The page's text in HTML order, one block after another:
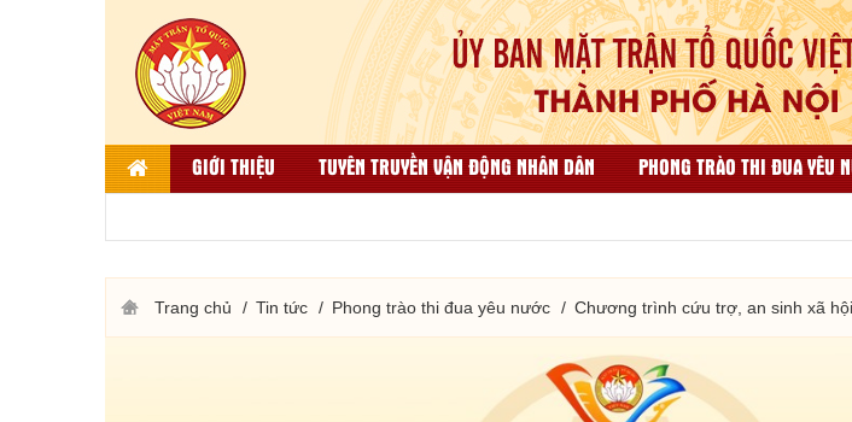
GIỚI THIỆU TUYÊN TRUYỀN VẬN ĐỘNG NHÂN DÂN PHONG TRÀO THI ĐUA YÊU
CÔNG TÁC TỔ CHỨC
Trang chủ Tin tức Phong trào thi đua yêu nước Chương trình cứu trợ, an sinh xã hội